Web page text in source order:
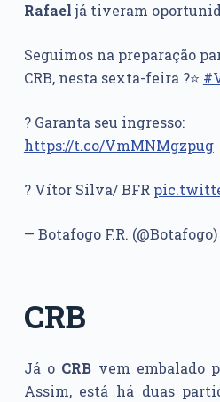
Rafaeljá tiveram
Seguimos na preparação
CRB, nesta sexta-feira ?⭐️
? Garanta seu ingresso:
https://t.co/VmMNMgzpug
? Vítor Silva/ BFR
— Botafogo F.R. (@Botafogo)
CRB
Já o CRB vem embalado
Assim, está há duas